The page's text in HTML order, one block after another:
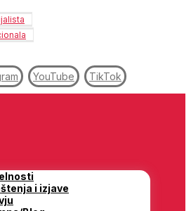
YouTube TikTok
i izjave